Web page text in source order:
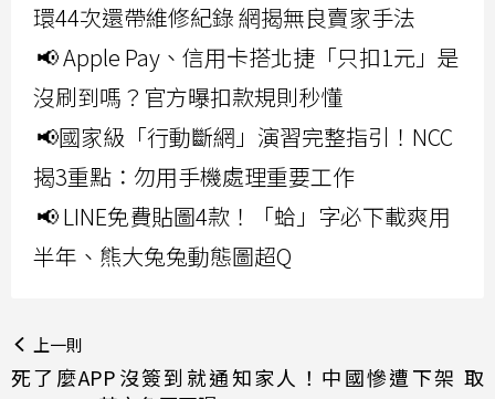
環44次還帶維修紀錄 網揭無良賣家手法
📢 Apple Pay、信用卡搭北捷「只扣1元」是
沒刷到嗎？官方曝扣款規則秒懂
📢國家級「行動斷網」演習完整指引！NCC
揭3重點：勿用手機處理重要工作
📢 LINE免費貼圖4款！「蛤」字必下載爽用
半年、熊大兔兔動態圖超Q
上一則
死了麼APP沒簽到就通知家人！中國慘遭下架 取